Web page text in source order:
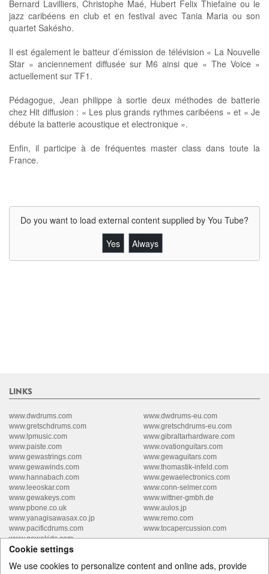
Bernard Lavilliers, Christophe Maé, Hubert Felix Thiefaine ou le
jazz caribéens en club et en festival avec Tania Maria ou son
quartet Sakésho.
Il est également le batteur d’émission de télévision « La Nouvelle
Star » anciennement diffusée sur M6 ainsi que « The Voice »
actuellement sur TF1.
Pédagogue, Jean philippe à sortie deux méthodes de batterie
chez Hit diffusion : « Les plus grands rythmes caribéens » et « Je
débute la batterie acoustique et electronique ».
Enfin, il participe à de fréquentes master class dans toute la
France.
Do you want to load external content supplied by You Tube?
Yes
Always
LINKS
www.dwdrums.com
www.dwdrums-eu.com
www.gretschdrums.com
www.gretschdrums-eu.com
www.lpmusic.com
www.gibraltarhardware.com
www.paiste.com
www.ovationguitars.com
www.gewastrings.com
www.gewaguitars.com
www.gewawinds.com
www.thomastik-infeld.com
www.hannabach.com
www.gewaelectronics.com
www.leeoskar.com
www.conn-selmer.com
www.gewakeys.com
www.wittner-gmbh.de
www.pbone.co.uk
www.aulos.jp
www.yanagisawasax.co.jp
www.remo.com
www.pacificdrums.com
www.tocapercussion.com
www.gewakids.com
Cookie settings
We use cookies to personalize content and online ads, provide